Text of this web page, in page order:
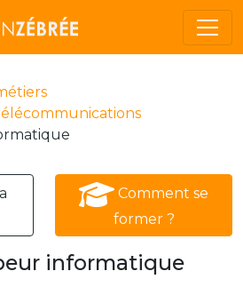
Comment se
former ?
informatique